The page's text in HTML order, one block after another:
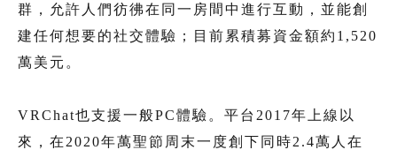
群，允許人們彷彿在同一房間中進行互動，並能創
建任何想要的社交體驗；目前累積募資金額約1,520
萬美元。
VRChat也支援一般PC體驗。平台2017年上線以
來，在2020年萬聖節周末一度創下同時2.4萬人在